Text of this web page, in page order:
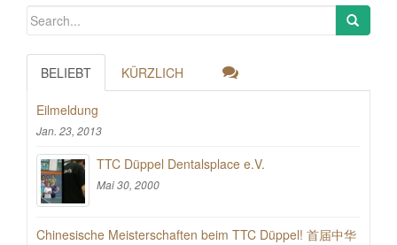
BELIEBT KÜRZLICH
Eilmeldung
Jan. 23, 2013
TTC Düppel Dentalsplace e.V.
Mai 30, 2000
Chinesische Meisterschaften beim TTC Düppel! 首届中华